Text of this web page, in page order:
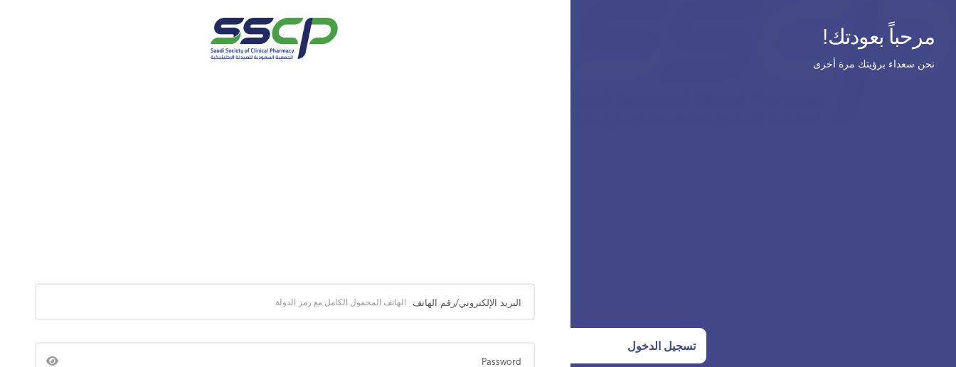
مرحباً بعودتك!
نحن سعداء برؤيتك مرة أخرى
تسجيل الدخول
البريد الإلكتروني/رقم الهاتف
Password